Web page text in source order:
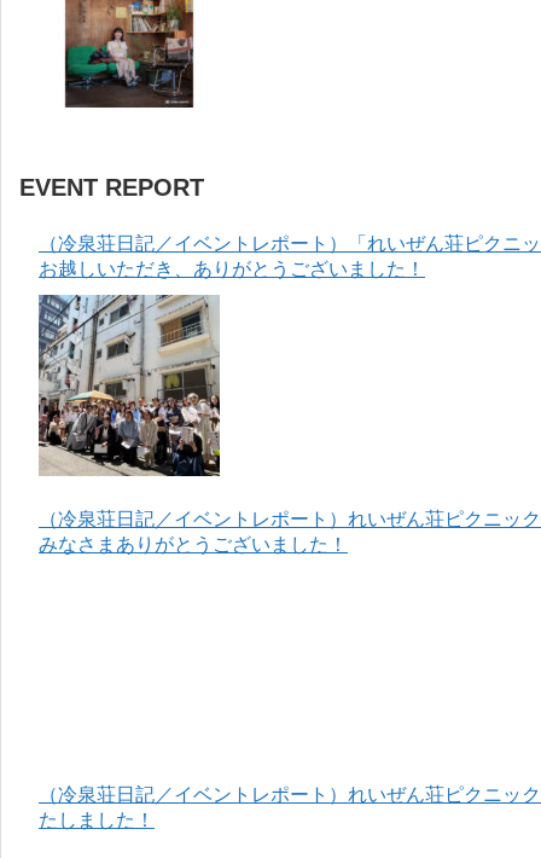
EVENT REPORT
（冷泉荘日記／イベントレポート）「れいぜん荘ピクニ
お越しいただき、ありがとうございました！
（冷泉荘日記／イベントレポート）れいぜん荘ピクニッ
みなさまありがとうございました！
（冷泉荘日記／イベントレポート）れいぜん荘ピクニッ
たしました！